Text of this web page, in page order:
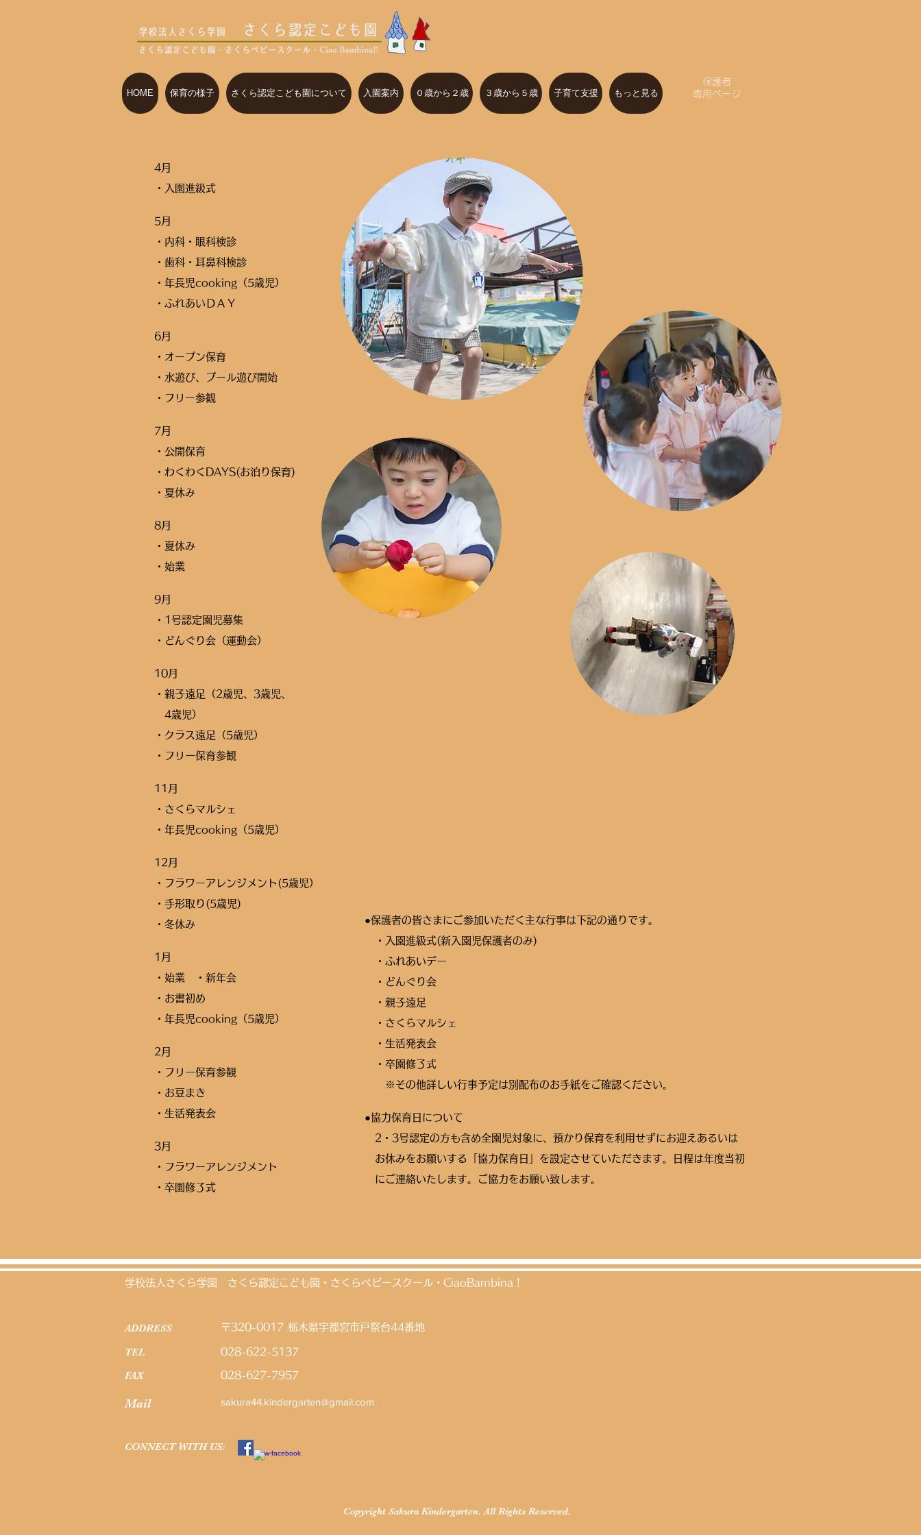
HOME 保育の様子 さくら認定こども園について 入園案内 ０歳から２歳 ３歳から５歳 子育て支援 もっと見る
保護者
専用ページ
4月
・入園進級式
5月
・内科・眼科検診
・歯科・耳鼻科検診
・年長児cooking（5歳児）
​・ふれあいＤＡＹ
6月
・オープン保育
・水遊び、プール遊び開始
・フリー参観
7月
・公開保育
・わくわくDAYS(お泊り保育)
・夏休み
8月
・夏休み
・始業
9月
・1号認定園児募集
・どんぐり会（運動会）
10月
・親子遠足（2歳児、3歳児、
4歳児）
・クラス遠足（5歳児）
・フリー保育参観
11月
・さくらマルシェ
・年長児cooking（5歳児）
12月
・フラワーアレンジメント(5歳児）
・手形取り(5歳児)
・冬休み
1月
・始業 ・新年会
・お書初め
・年長児cooking（ 5歳児）
2月
・フリー保育参観
・お豆まき
​・生活発表会
3月
・フラワーアレンジメント
・卒園修了式
●保護者の皆さまにご参加いただく主な行事は下記の通りです。
・入園進級式(新入園児保護者のみ)
・ふれあいデー
・どんぐり会
・親子遠足
・さくらマルシェ
・生活発表会
・卒園修了式
※その他詳しい行事予定は別配布のお手紙をご確認ください。
●協力保育日について
2・3号認定の方も含め全園児対象に、預かり保育を利用せずにお迎えあるいは
お休みをお願いする「協力保育日」を設定させていただきます。日程は年度当初
にご連絡いたします。ご協力をお願い致します。
学校法人さくら学園 さくら認定こども園・さくらベビースクール・CiaoBambina！
ADDRESS 〒320-0017 栃木県宇都宮市戸祭台44番地
TEL 028-622-5137
FAX 028-627-7957
Mail sakura44.kindergarten@gmail.com
CONNECT​ WITH US:​​
Copyright Sakura Kindergarten. All Rights Reserved.